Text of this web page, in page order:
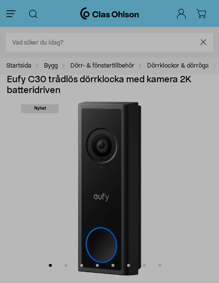
Startsida Bygg Dörr- & fönstertillbehör Dörrklockor & dörröga
Eufy C30 trådlös dörrklocka med kamera 2K
batteridriven
Nyhet